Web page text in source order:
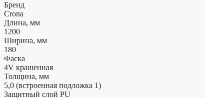
Бренд
Crona
Длина, мм
1200
Ширина, мм
180
Фаска
4V крашенная
Толщина, мм
5,0 (встроенная подложка 1)
Защитный слой PU